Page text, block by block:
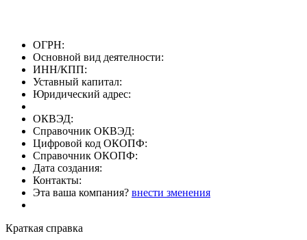
ОГРН:
Основной вид деятелности:
ИНН/КПП:
Уставный капитал:
Юридический адрес:
ОКВЭД:
Справочник ОКВЭД:
Цифровой код ОКОПФ:
Справочник ОКОПФ:
Дата создания:
Контакты:
Эта ваша компания? внести зменения
Краткая справка